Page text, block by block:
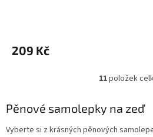
209 Kč
O
l
á
d
11položek
Pěnové samolepky na zeď
Vyberte si z krásných pěnových